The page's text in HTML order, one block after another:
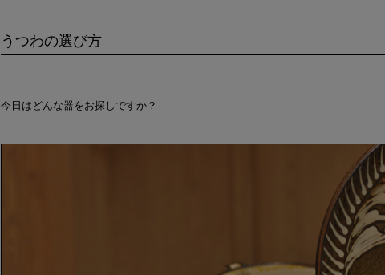
うつわの選び方
今日はどんな器をお探しですか？